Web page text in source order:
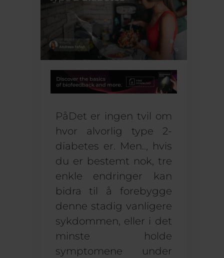
PåDet er ingen tvil om
hvor alvorlig type 2-
diabetes er. Men.., hvis
du er bestemt nok, tre
enkle endringer kan
bidra til å forebygge
denne stadig vanligere
sykdommen, eller i det
minste holde
symptomene under